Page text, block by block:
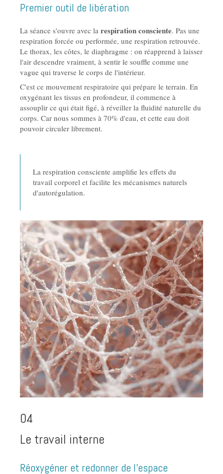
Premier outil de libération
La séance s'ouvre avec la respiration consciente. Pas une
respiration forcée ou performée, une respiration retrouvée.
Le thorax, les côtes, le diaphragme : on réapprend à laisser
l'air descendre vraiment, à sentir le souffle comme une
vague qui traverse le corps de l'intérieur.
C'est ce mouvement respiratoire qui prépare le terrain. En
oxygénant les tissus en profondeur, il commence à
assouplir ce qui était figé, à réveiller la fluidité naturelle du
corps. Car nous sommes à 70% d'eau, et cette eau doit
pouvoir circuler librement.
La respiration consciente amplifie les effets du
travail corporel et facilite les mécanismes naturels
d'autorégulation.
04
Le travail interne
Réoxygéner et redonner de l'espace